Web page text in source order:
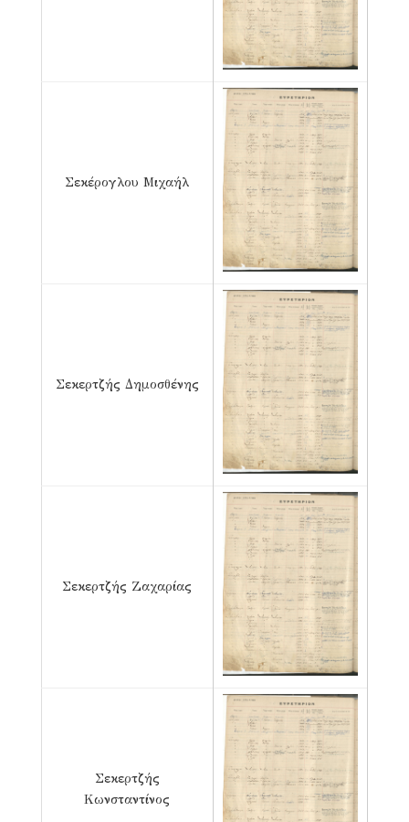
Σεκέρογλου Μιχαήλ
Σεκερτζής Δημοσθένης
Σεκερτζής Ζαχαρίας
Σεκερτζής
Κωνσταντίνος